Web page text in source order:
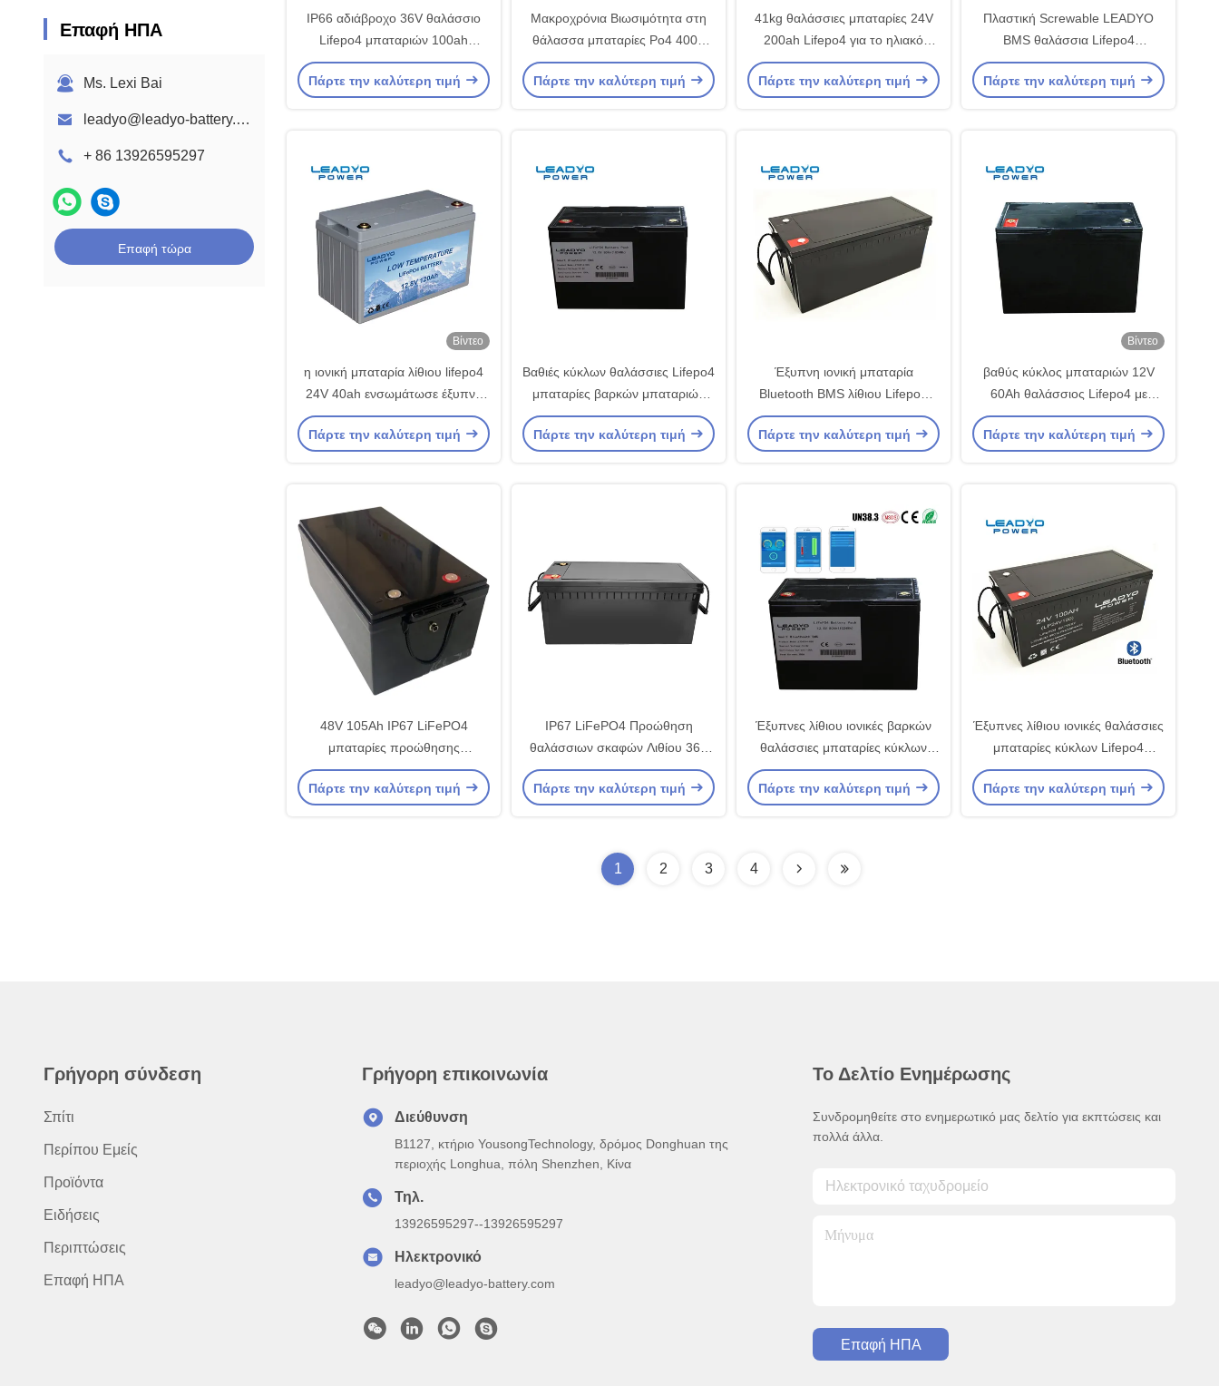
Μπαταρία Leadyo
Επαφή ΗΠΑ
Ms. Lexi Bai
leadyo@leadyo-battery.com
+ 86 13926595297
Επαφή τώρα
IP66 αδιάβροχο 36V θαλάσσιο
Lifepo4 μπαταριών 100ah
πακέτο μπαταριών λίθιου ιονικό
με BMS
Πάρτε την καλύτερη τιμή
Μακροχρόνια Βιωσιμότητα στη
θάλασσα μπαταρίες Po4 4000
κύκλοι 48V 100A υψηλής
απόδοσης
Πάρτε την καλύτερη τιμή
41kg θαλάσσιες μπαταρίες 24V
200ah Lifepo4 για το ηλιακό
σύστημα αποθήκευσης
Πάρτε την καλύτερη τιμή
Πλαστική Screwable LEADYO
BMS θαλάσσια Lifepo4
περίπτωση μπαταριών 12V
100amp
Πάρτε την καλύτερη τιμή
Βίντεο
η ιονική μπαταρία λίθιου lifepo4
24V 40ah ενσωμάτωσε έξυπνο
BMS για το ναυτικό
Πάρτε την καλύτερη τιμή
Βαθιές κύκλων θαλάσσιες Lifepo4
μπαταρίες βαρκών μπαταριών
12V 80Ah θαλάσσιες
Πάρτε την καλύτερη τιμή
Έξυπνη ιονική μπαταρία
Bluetooth BMS λίθιου Lifepo4
12V 300ah για τη θαλάσσια
βάρκα
Πάρτε την καλύτερη τιμή
Βίντεο
βαθύς κύκλος μπαταριών 12V
60Ah θαλάσσιος Lifepo4 με
έξυπνο Bluetooth
Πάρτε την καλύτερη τιμή
48V 105Ah IP67 LiFePO4
μπαταρίες προώθησης
θαλάσσιων σκαφών: με διακόπτη
απενεργοποίησης ενέργειας από
Πάρτε την καλύτερη τιμή
IP67 LiFePO4 Προώθηση
θαλάσσιων σκαφών Λιθίου 36V
48V 50Ah μπαταρίες Powr Off
διακόπτης με μαγνήτη
Πάρτε την καλύτερη τιμή
Έξυπνες λίθιου ιονικές βαρκών
θαλάσσιες μπαταρίες κύκλων
Lifepo4 μπαταριών 12v 80Ah
βαθιές με Bluetooth app
Πάρτε την καλύτερη τιμή
Έξυπνες λίθιου ιονικές θαλάσσιες
μπαταρίες κύκλων Lifepo4
μπαταριών 24v 100Ah βαθιές για
τα γιοτ βαρκών με Bluetooth
Πάρτε την καλύτερη τιμή
1 2 3 4
Γρήγορη σύνδεση
Σπίτι
Περίπου Εμείς
Προϊόντα
Ειδήσεις
Περιπτώσεις
Επαφή ΗΠΑ
Γρήγορη επικοινωνία
Διεύθυνση
B1127, κτήριο YousongTechnology, δρόμος Donghuan της
περιοχής Longhua, πόλη Shenzhen, Κίνα
Τηλ.
13926595297--13926595297
Ηλεκτρονικό
leadyo@leadyo-battery.com
Το Δελτίο Ενημέρωσης
Συνδρομηθείτε στο ενημερωτικό μας δελτίο για εκπτώσεις και
πολλά άλλα.
Επαφή ΗΠΑ